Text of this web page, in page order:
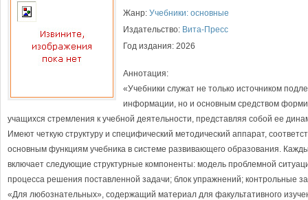
Жанр: Учебники: основные
Издательство: Вита-Пресс
Год издания: 2026
Аннотация:
«Учебники служат не только источником
информации, но и основным средством
учащихся стремления к учебной деятельности, представляя собой ее
Имеют четкую структуру и специфический методический аппарат,
основным функциям учебника в системе развивающего образования.
включает следующие структурные компоненты: модель проблемной
процесса решения поставленной задачи; блок упражнений; контрольные
«Для любознательных», содержащий материал для факультативного